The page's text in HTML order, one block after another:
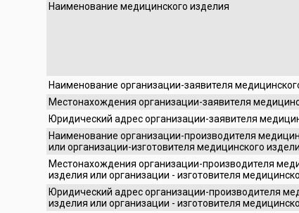
Наименование медицинского изделия
Наименование организации-заявителя
Местонахождения организации-заявителя
Юридический адрес организации-заявителя
Наименование организации-производителя
или организации-изготовителя медицинского
Местонахождения организации-производителя
изделия или организации - изготовителя
Юридический адрес организации-производителя
изделия или организации - изготовителя